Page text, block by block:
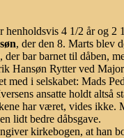
henholdsvis 4 1/2 år og 2
, der den 8. Marts blev
der bar barnet til dåben,
Hansøn Rytter ved
med i selskabet: Mads
ansatte holdt
har været, vides ikke.
lidt bedre dåbsgave.
kirkebogen, at han